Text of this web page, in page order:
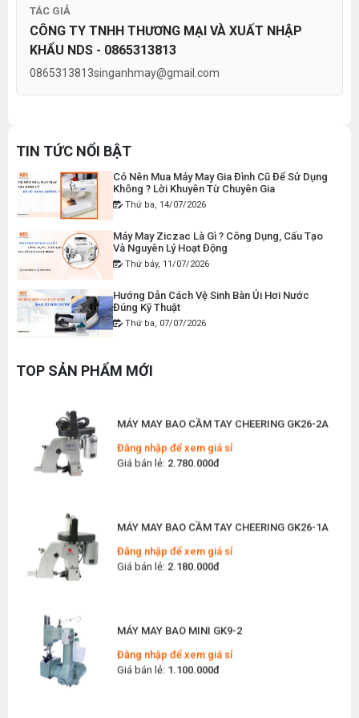
TÁC GIẢ
CÔNG TY TNHH THƯƠNG MẠI VÀ XUẤT NHẬP
KHẨU NDS - 0865313813
0865313813singanhmay@gmail.com
TIN TỨC NỔI BẬT
Thứ hai, 27/07/2026
Xưởng May Không ?
Thứ bảy, 18/07/2026
Có Nên Mua Máy May Gia Đình Cũ Để Sử Dụng
Không ? Lời Khuyên Từ Chuyên Gia
Thứ ba, 14/07/2026
Máy May Ziczac Là Gì ? Công Dụng, Cấu Tạo
Và Nguyên Lý Hoạt Động
Thứ bảy, 11/07/2026
Hướng Dẫn Cách Vệ Sinh Bàn Ủi Hơi Nước
Đúng Kỹ Thuật
Thứ ba, 07/07/2026
Hóa Giúp Xưởng May Tăng Năng Suất
Nay 2026
Thứ tư, 01/07/2026
Hướng Dẫn Cách Sửa Bàn Ủi Hơi Nước Tại Nhà
Thứ tư, 24/06/2026
Các Thiết Bị May Chuyên Dụng Nào Cần Thiết
Khi Mở Xưởng May Giày Dép
Thứ bảy, 13/06/2026
TOP SẢN PHẨM MỚI
Đăng nhập để xem giá sỉ
Giá bán lẻ:50.000đ
Giá bán lẻ:
Đăng nhập để xem giá sỉ
Giá bán lẻ:2.400.000đ
MÁY MAY BAO CẦM TAY GK9-500 KHÔNG BÌNH
DẦU
Giá bán lẻ:
MÁY MAY BAO CẦM TAY CHEERING GK26-2A
Đăng nhập để xem giá sỉ
Giá bán lẻ: 2.780.000đ
MÁY MAY BAO CẦM TAY CHEERING GK26-1A
Đăng nhập để xem giá sỉ
Giá bán lẻ: 2.180.000đ
MÁY MAY BAO MINI GK9-2
Đăng nhập để xem giá sỉ
Giá bán lẻ: 1.100.000đ